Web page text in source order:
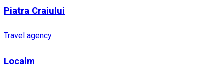
Piatra Craiului
Travel agency
Localm